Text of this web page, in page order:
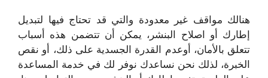
هنالك مواقف غير معدودة والتي قد تحتاج فيها لتبديل
إطارك أو اصلاح البنشر، يمكن أن تتضمن هذه أسباب
تتعلق بالأمان، أوعدم القدرة الجسدية على ذلك، أو نقص
الخبرة، لذلك نحن نساعدك نوفر لك في خدمة المساعدة